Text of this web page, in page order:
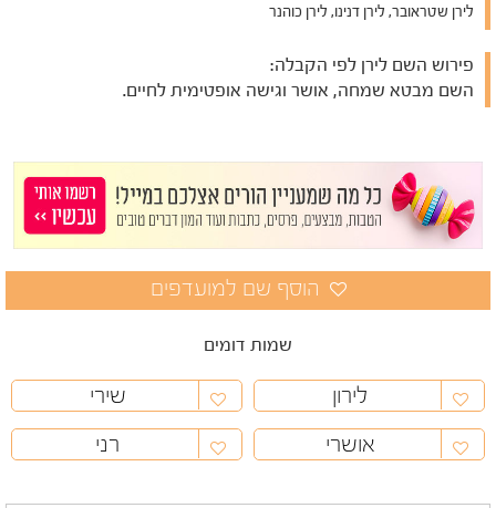
לירן שטראובר, לירן דנינו, לירן כוהנר
פירוש השם לירן לפי הקבלה:
השם מבטא שמחה, אושר וגישה אופטימית לחיים.
שמות דומים
לירון
שירי
אושרי
רני